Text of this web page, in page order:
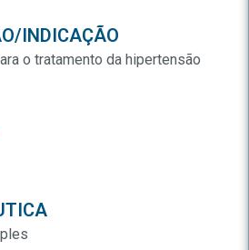
INDICAÇÃO
o tratamento da hipertensão